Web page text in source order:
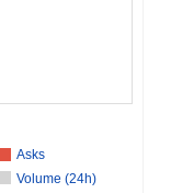
Asks
Volume (24h)